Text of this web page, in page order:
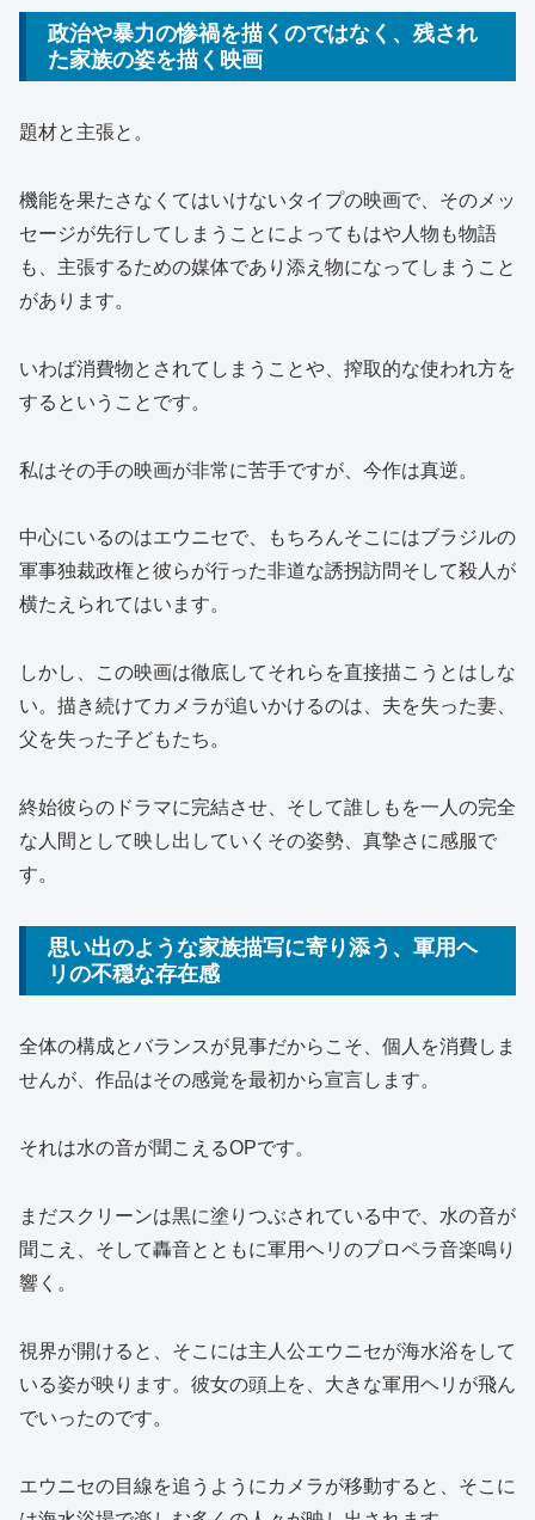
政治や暴力の惨禍を描くのではなく、残され
た家族の姿を描く映画
題材と主張と。
機能を果たさなくてはいけないタイプの映画で、そのメッ
セージが先行してしまうことによってもはや人物も物語
も、主張するための媒体であり添え物になってしまうこと
があります。
いわば消費物とされてしまうことや、搾取的な使われ方を
するということです。
私はその手の映画が非常に苦手ですが、今作は真逆。
中心にいるのはエウニセで、もちろんそこにはブラジルの
軍事独裁政権と彼らが行った非道な誘拐訪問そして殺人が
横たえられてはいます。
しかし、この映画は徹底してそれらを直接描こうとはしな
い。描き続けてカメラが追いかけるのは、夫を失った妻、
父を失った子どもたち。
終始彼らのドラマに完結させ、そして誰しもを一人の完全
な人間として映し出していくその姿勢、真摯さに感服で
す。
思い出のような家族描写に寄り添う、軍用ヘ
リの不穏な存在感
全体の構成とバランスが見事だからこそ、個人を消費しま
せんが、作品はその感覚を最初から宣言します。
それは水の音が聞こえるOPです。
まだスクリーンは黒に塗りつぶされている中で、水の音が
聞こえ、そして轟音とともに軍用ヘリのプロペラ音楽鳴り
響く。
視界が開けると、そこには主人公エウニセが海水浴をして
いる姿が映ります。彼女の頭上を、大きな軍用ヘリが飛ん
でいったのです。
エウニセの目線を追うようにカメラが移動すると、そこに